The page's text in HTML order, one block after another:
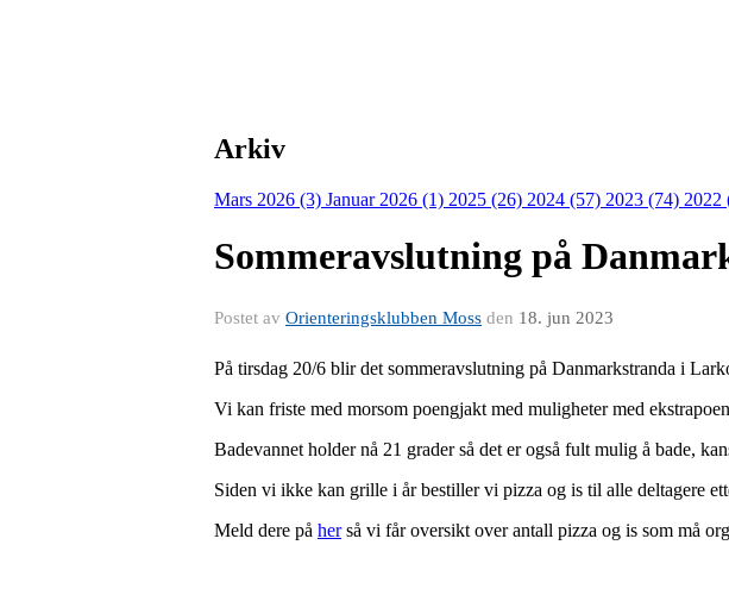
Arkiv
Mars 2026 (3) Januar 2026 (1) 2025 (26) 2024 (57) 2023 (74) 2022
Sommeravslutning på
Postet av Orienteringsklubben Moss den 18. jun 2023
På tirsdag 20/6 blir det sommeravslutning på Danmarkstranda i
Vi kan friste med morsom poengjakt med muligheter med
Badevannet holder nå 21 grader så det er også fult mulig å bade,
Siden vi ikke kan grille i år bestiller vi pizza og is til alle deltagere
Meld dere på herså vi får oversikt over antall pizza og is som må